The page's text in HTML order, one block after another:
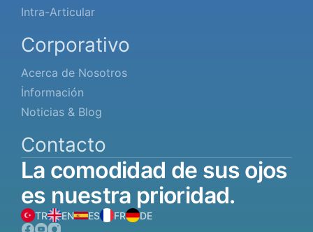
Intra-Articular
Corporativo
Acerca de Nosotros
İnformación
Noticias & Blog
Contacto
La comodidad de sus ojos
es nuestra prioridad.
TR EN ES FR DE